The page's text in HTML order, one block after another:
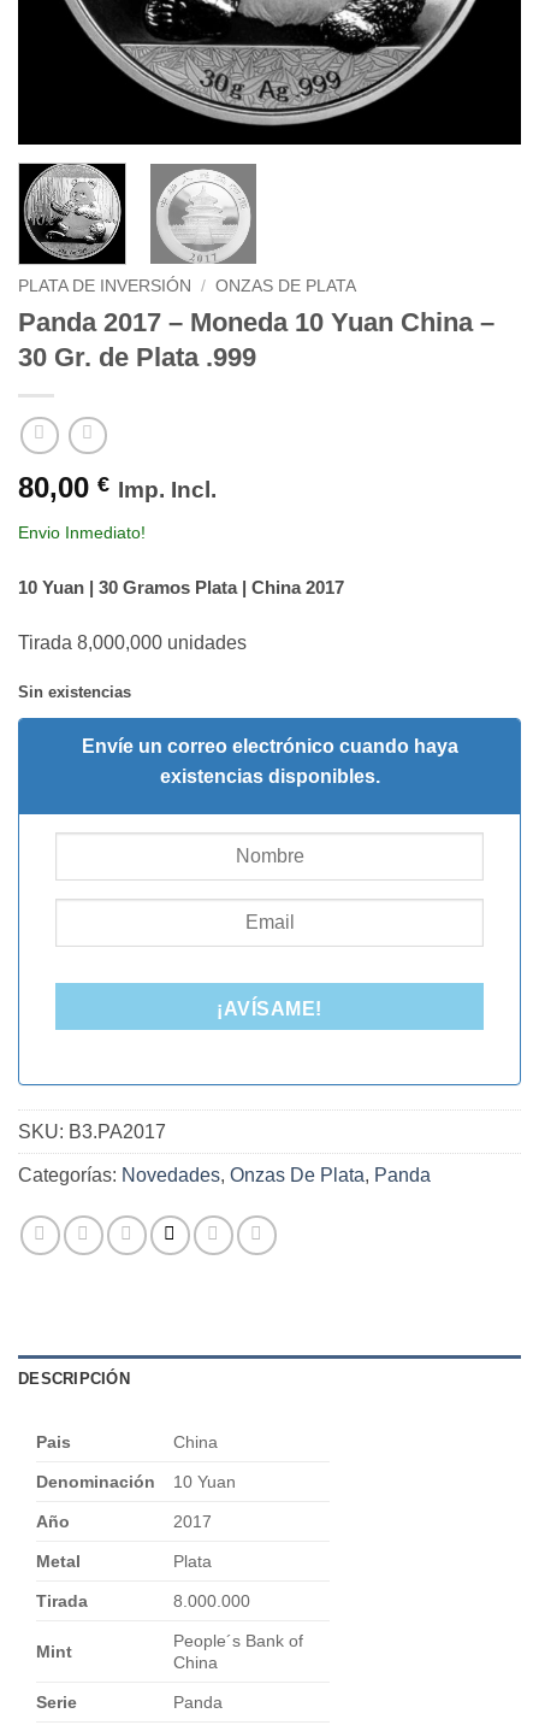
PLATA DE INVERSIÓN / ONZAS DE PLATA
Panda 2017 – Moneda 10 Yuan China –
30 Gr. de Plata .999
80,00 € Imp. Incl.
Envio Inmediato!
10 Yuan | 30 Gramos Plata | China 2017
Tirada 8,000,000 unidades
Sin existencias
Envíe un correo electrónico cuando haya
existencias disponibles.
¡AVÍSAME!
SKU: B3.PA2017
Categorías: Novedades, Onzas De Plata, Panda
DESCRIPCIÓN
Pais China
Denominación 10 Yuan
Año 2017
Metal Plata
Tirada 8.000.000
Mint
People´s Bank of
China
Serie Panda